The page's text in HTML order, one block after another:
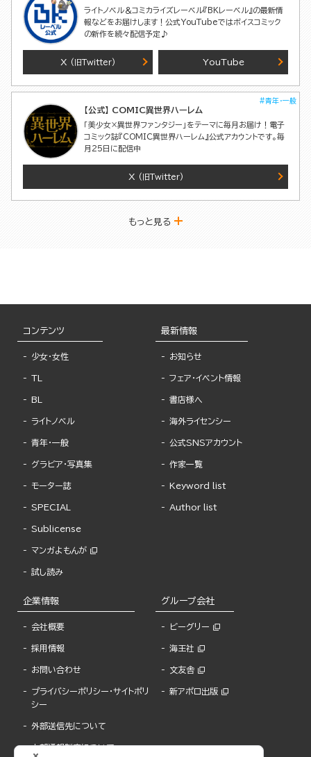
ライトノベル＆コミカライズレーベル『BKレーベル』の最新情
報などをお届けします！公式YouTubeではボイスコミック
の新作を続々配信予定♪
X (旧Twitter) YouTube
【公式】 COMIC異世界ハーレム
#青年・一般
「美少女×異世界ファンタジー」をテーマに毎月お届け！電子
コミック誌『COMIC異世界ハーレム』公式アカウントです。毎
月25日に配信中
X (旧Twitter)
もっと見る
コンテンツ
少女・女性
TL
BL
ライトノベル
青年・一般
グラビア・写真集
モーター誌
SPECIAL
Sublicense
マンガよもんが
試し読み
最新情報
お知らせ
フェア・イベント情報
書店様へ
海外ライセンシー
公式SNSアカウント
作家一覧
Keyword list
Author list
企業情報
会社概要
採用情報
お問い合わせ
プライバシーポリシー・サイトポリ
シー
外部送信先について
内部通報制度について
グループ会社
ビーグリー
海王社
文友舎
新アポロ出版